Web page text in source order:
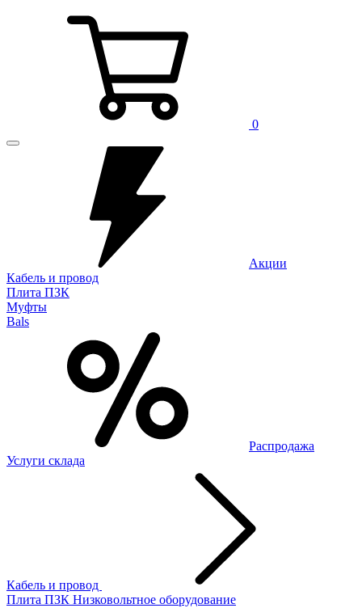
0
Акции
Кабель и провод
Плита ПЗК
Муфты
Bals
Распродажа
Услуги склада
Кабель и провод
Плита ПЗК Низковольтное оборудование